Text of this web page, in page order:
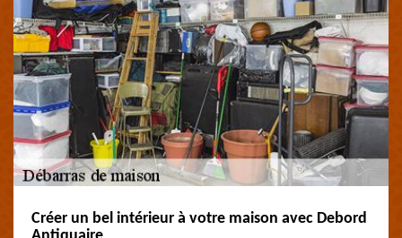
Créer un bel intérieur à votre maison avec Debord